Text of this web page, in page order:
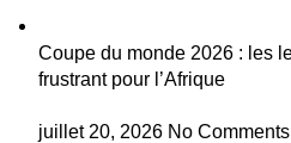
Coupe du monde 2026 : les
frustrant pour l’Afrique
juillet 20, 2026 No Comments